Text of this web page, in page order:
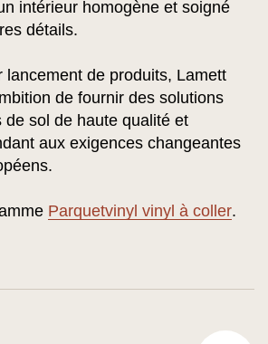
intérieur homogène et soigné
détails.
lancement de produits, Lamett
de fournir des solutions
de sol de haute qualité et
aux exigences changeantes
Parquetvinyl vinyl à coller.